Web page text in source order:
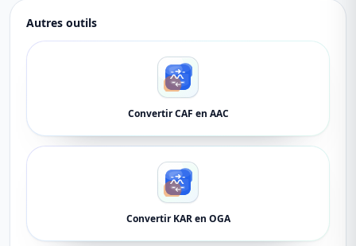
Autres outils
Convertir CAF en AAC
Convertir KAR en OGA